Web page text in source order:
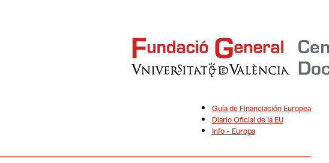
Guía de Financiación Europea
Diario Oficial de la EU
Info – Europa